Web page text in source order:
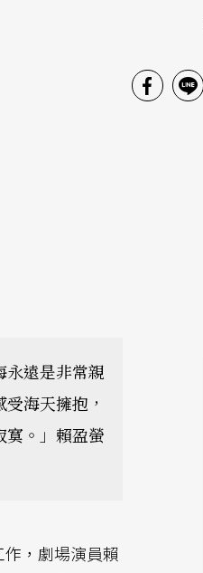
永遠是非常親
海天擁抱，
寞。」賴盈螢
，劇場演員賴